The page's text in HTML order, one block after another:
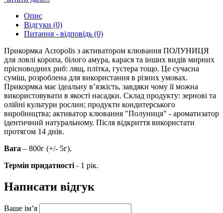
Опис
Відгуки (0)
Питання - відповідь (0)
Прикормка Acropolis з активатором клювання ПОЛУНИЦЯ
для ловлі коропа, білого амура, карася та інших видів мирних
прісноводних риб: лящ, плітка, густера тощо. Це сучасна
суміш, розроблена для використання в різних умовах.
Прикормка має ідеальну в’язкість, завдяки чому її можна
використовувати в якості насадки. Склад продукту: зернові та
олійні культури рослин; продукти кондитерського
виробництва; активатор клювання "Полуниця" - ароматизатор
ідентичний натуральному. Після відкриття використати
протягом 14 днів.
Вага – 800г (+/- 5г).
Термін придатності - 1 рік.
Написати відгук
Ваше ім’я